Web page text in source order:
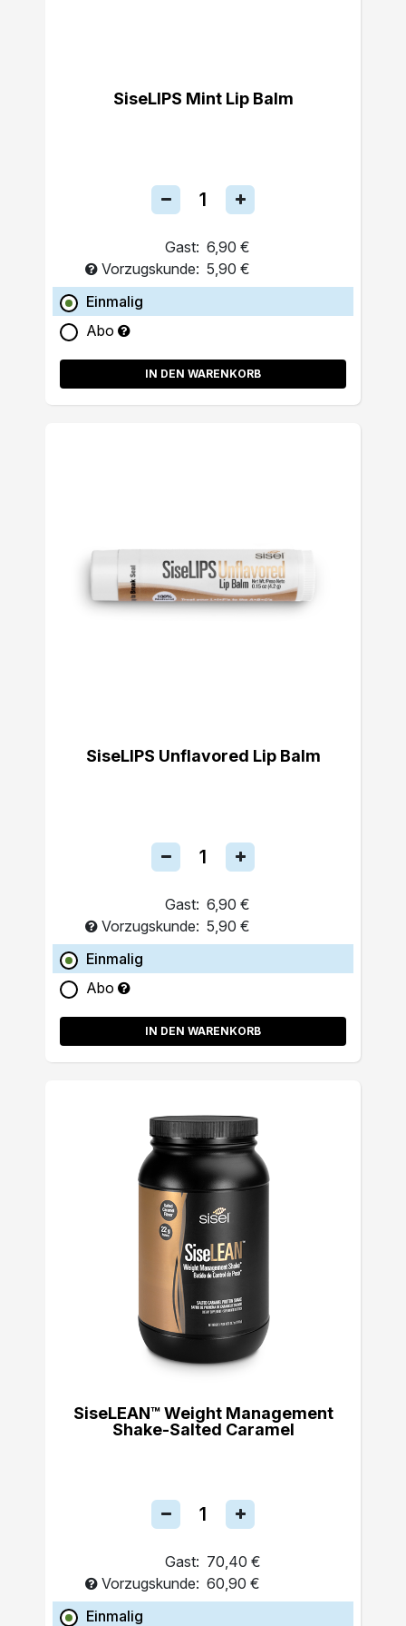
SiseLIPS Mint Lip Balm
Gast: 6,90 €
Vorzugskunde: 5,90 €
Einmalig
Abo
IN DEN WARENKORB
SiseLIPS Unflavored Lip Balm
Gast: 6,90 €
Vorzugskunde: 5,90 €
Einmalig
Abo
IN DEN WARENKORB
SiseLEAN™ Weight Management
Shake-Salted Caramel
Gast: 70,40 €
Vorzugskunde: 60,90 €
Einmalig